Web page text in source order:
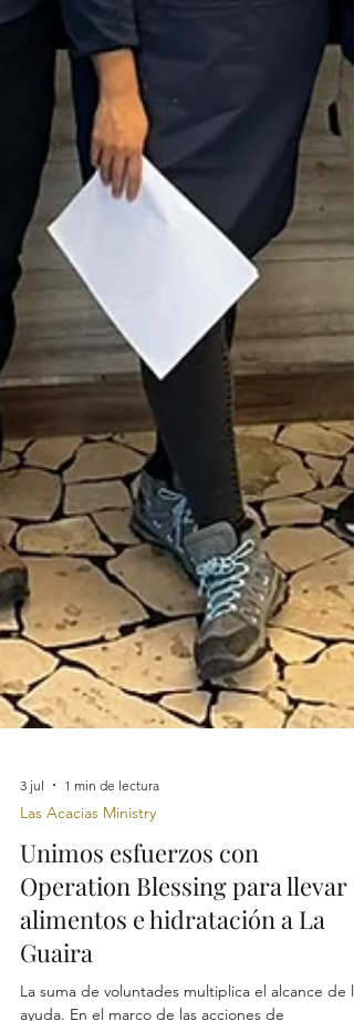
3 jul 1 min de lectura
Las Acacias Ministry
Unimos esfuerzos con
Operation Blessing para llevar